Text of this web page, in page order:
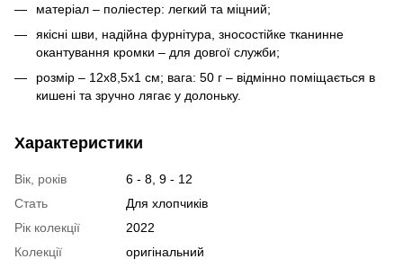
матеріал – поліестер: легкий та міцний;
якісні шви, надійна фурнітура, зносостійке тканинне
окантування кромки – для довгої служби;
розмір – 12х8,5х1 см; вага: 50 г – відмінно поміщається в
кишені та зручно лягає у долоньку.
Характеристики
Вік, років
6 - 8, 9 - 12
Стать
Для хлопчиків
Рік колекції
2022
Колекції
оригінальний